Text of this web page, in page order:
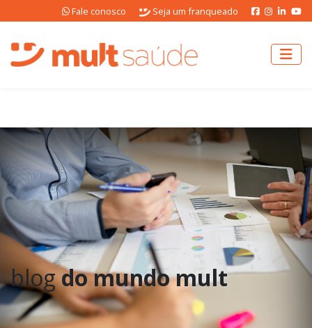
Fale conosco Seja um franqueado
blogdo mundo mult